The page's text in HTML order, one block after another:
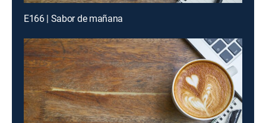
E166 | Sabor de mañana